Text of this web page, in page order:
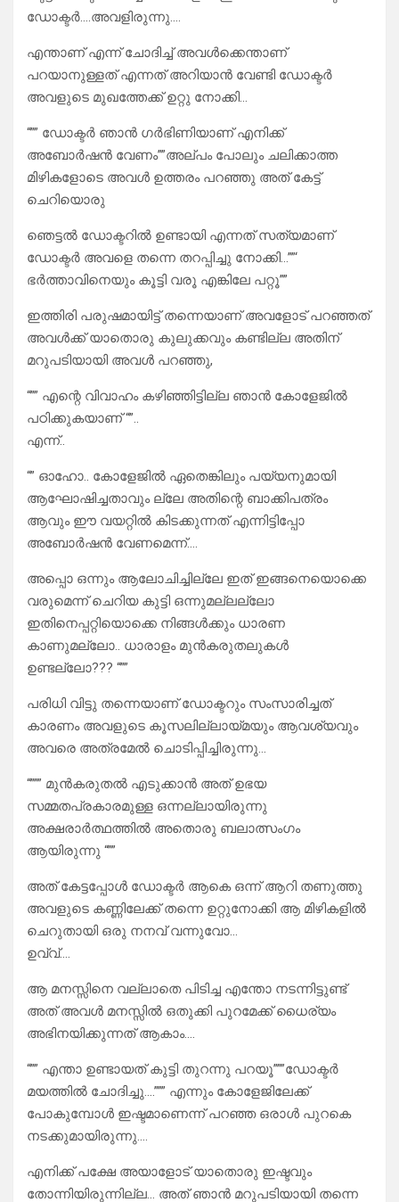
ഡോക്ടർ….അവളിരുന്നു….
എന്താണ് എന്ന് ചോദിച്ച് അവൾക്കെന്താണ്
പറയാനുള്ളത് എന്നത് അറിയാൻ വേണ്ടി ഡോക്ടർ
അവളുടെ മുഖത്തേക്ക് ഉറ്റു നോക്കി…
“”” ഡോക്ടർ ഞാൻ ഗർഭിണിയാണ് എനിക്ക്
അബോർഷൻ വേണം””അല്പം പോലും ചലിക്കാത്ത
മിഴികളോടെ അവൾ ഉത്തരം പറഞ്ഞു അത് കേട്ട്
ചെറിയൊരു
ഞെട്ടൽ ഡോക്ടറിൽ ഉണ്ടായി എന്നത് സത്യമാണ്
ഡോക്ടർ അവളെ തന്നെ തറപ്പിച്ചു നോക്കി…””‘
ഭർത്താവിനെയും കൂട്ടി വരൂ എങ്കിലേ പറ്റൂ””
ഇത്തിരി പരുഷമായിട്ട് തന്നെയാണ് അവളോട് പറഞ്ഞത്
അവൾക്ക് യാതൊരു കുലുക്കവും കണ്ടില്ല അതിന്
മറുപടിയായി അവൾ പറഞ്ഞു,
“”” എന്റെ വിവാഹം കഴിഞ്ഞിട്ടില്ല ഞാൻ കോളേജിൽ
പഠിക്കുകയാണ് “”..
എന്ന്..
“” ഓഹോ.. കോളേജിൽ ഏതെങ്കിലും പയ്യനുമായി
ആഘോഷിച്ചതാവും ല്ലേ അതിന്റെ ബാക്കിപത്രം
ആവും ഈ വയറ്റിൽ കിടക്കുന്നത് എന്നിട്ടിപ്പോ
അബോർഷൻ വേണമെന്ന്….
അപ്പൊ ഒന്നും ആലോചിച്ചില്ലേ ഇത് ഇങ്ങനെയൊക്കെ
വരുമെന്ന് ചെറിയ കുട്ടി ഒന്നുമല്ലല്ലോ
ഇതിനെപ്പറ്റിയൊക്കെ നിങ്ങൾക്കും ധാരണ
കാണുമല്ലോ.. ധാരാളം മുൻകരുതലുകൾ
ഉണ്ടല്ലോ??? “””
പരിധി വിട്ടു തന്നെയാണ് ഡോക്ടറും സംസാരിച്ചത്
കാരണം അവളുടെ കൂസലില്ലായ്മയും ആവശ്യവും
അവരെ അത്രമേൽ ചൊടിപ്പിച്ചിരുന്നു…
“””” മുൻകരുതൽ എടുക്കാൻ അത് ഉഭയ
സമ്മതപ്രകാരമുള്ള ഒന്നല്ലായിരുന്നു
അക്ഷരാർത്ഥത്തിൽ അതൊരു ബലാത്സംഗം
ആയിരുന്നു “””
അത് കേട്ടപ്പോൾ ഡോക്ടർ ആകെ ഒന്ന് ആറി തണുത്തു
അവളുടെ കണ്ണിലേക്ക് തന്നെ ഉറ്റുനോക്കി ആ മിഴികളിൽ
ചെറുതായി ഒരു നനവ് വന്നുവോ…
ഉവ്വ്….
ആ മനസ്സിനെ വല്ലാതെ പിടിച്ച എന്തോ നടന്നിട്ടുണ്ട്
അത് അവൾ മനസ്സിൽ ഒതുക്കി പുറമേക്ക് ധൈര്യം
അഭിനയിക്കുന്നത് ആകാം….
“”” എന്താ ഉണ്ടായത് കുട്ടി തുറന്നു പറയൂ”””ഡോക്ടർ
മയത്തിൽ ചോദിച്ചു….””” എന്നും കോളേജിലേക്ക്
പോകുമ്പോൾ ഇഷ്ടമാണെന്ന് പറഞ്ഞ ഒരാൾ പുറകെ
നടക്കുമായിരുന്നു….
എനിക്ക് പക്ഷേ അയാളോട് യാതൊരു ഇഷ്ടവും
തോന്നിയിരുന്നില്ല… അത് ഞാൻ മറുപടിയായി തന്നെ